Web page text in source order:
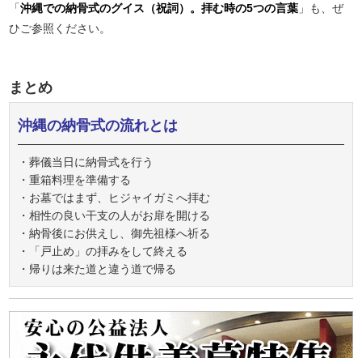
「沖縄での納骨式のグイス（祝詞）。拝む時の5つの言葉 」も、ぜ
ひご参照ください。
まとめ
沖縄の納骨式の流れとは
・葬儀当日に納骨式を行う
・重箱料理を準備する
・お墓ではまず、ヒジャイガミへ拝む
・相性の良い干支の人がお扉を開ける
・納骨後にお供えし、御先祖様へ祈る
・「戸止め」の拝みをして終える
・帰りは来た道と違う道で帰る